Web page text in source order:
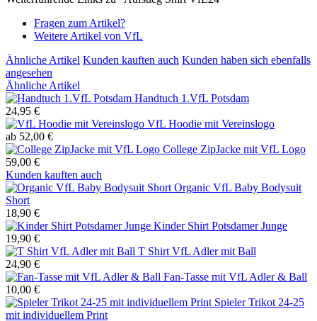
Fragen zum Artikel?
Weitere Artikel von VfL
Ähnliche Artikel Kunden kauften auch Kunden haben sich ebenfalls
angesehen
Ähnliche Artikel
Handtuch 1.VfL Potsdam
24,95 €
VfL Hoodie mit Vereinslogo
ab 52,00 €
College ZipJacke mit VfL Logo
59,00 €
Kunden kauften auch
Organic VfL Baby Bodysuit
Short
18,90 €
Kinder Shirt Potsdamer Junge
19,90 €
T Shirt VfL Adler mit Ball
24,90 €
Fan-Tasse mit VfL Adler & Ball
10,00 €
Spieler Trikot 24-25
mit individuellem Print